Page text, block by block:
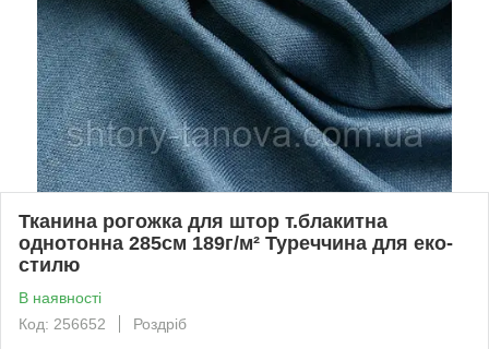
Тканина рогожка для штор т.блакитна
однотонна 285см 189г/м² Туреччина для еко-
стилю
В наявності
Код: 256652
Роздріб